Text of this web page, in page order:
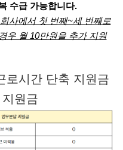
수급 가능합니다.
사에서 첫 번째~세 번째로
우 월 10만원을 추가 지원
로시간 단축 지원금
원금